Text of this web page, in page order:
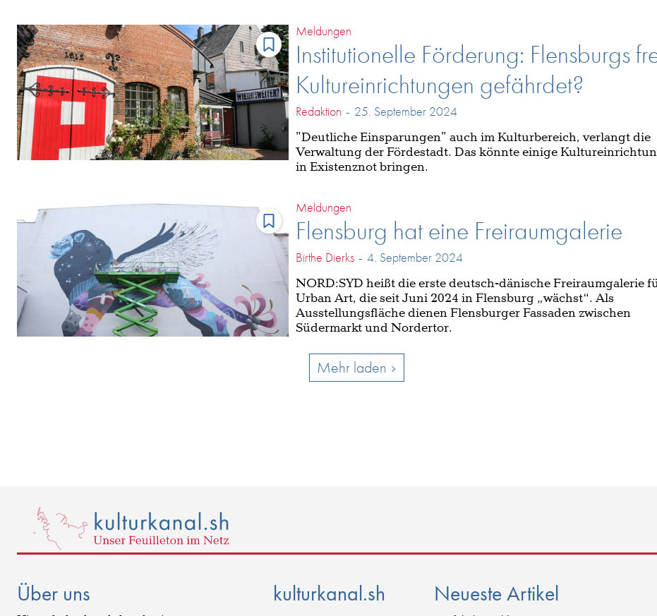
Meldungen
Institutionelle Förderung: Flensburgs
Kultureinrichtungen gefährdet?
Redaktion - 25. September 2024
"Deutliche Einsparungen" auch im Kulturbereich, verlangt die
Verwaltung der Fördestadt. Das könnte einige
in Existenznot bringen.
Meldungen
Flensburg hat eine Freiraumgalerie
Birthe Dierks - 4. September 2024
NORD:SYD heißt die erste deutsch-dänische Freiraumgalerie
Urban Art, die seit Juni 2024 in Flensburg „wächst“. Als
Ausstellungsfläche dienen Flensburger Fassaden zwischen
Südermarkt und Nordertor.
Mehr laden
Über uns kulturkanal.sh Neueste Artikel